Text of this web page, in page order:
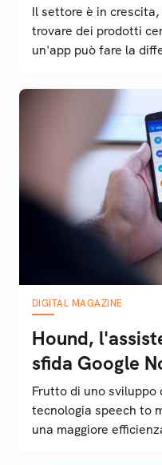
Il settore è in
trovare dei prodotti
un'app può fare la
DIGITAL MAGAZINE
Hound,
sfida Google
Frutto di uno sviluppo
tecnologia speech to
una maggiore